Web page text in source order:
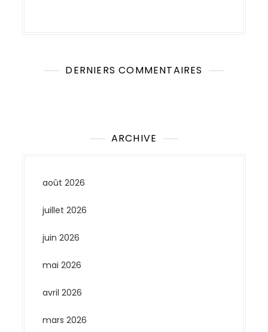
DERNIERS COMMENTAIRES
ARCHIVE
août 2026
juillet 2026
juin 2026
mai 2026
avril 2026
mars 2026